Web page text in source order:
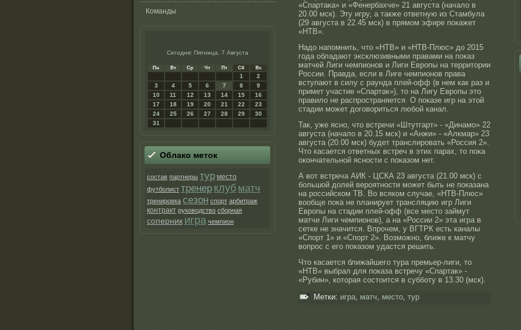
Команды
Сегодня: Пятница, 7 Августа
Пн Вт Ср Чт Пт Сб Вс
1
2
3
4 5 6 7 8
9
10
11 12 13 14 15
16
17
18 19 20 21 22
23
24
25 26 27 28 29
30
31
Облако метοк
состав партнеры тур место
футболист тренер клуб матч
тренировка сезон спорт арбитраж
контракт руководство сборная
соперник игра чемпион
«Спартака» и «Фенербахче» 21 августа (начало в
20.00 мск). Эту игру, а также ответную из Стамбула
(29 августа в 22.45 мск) в прямом эфире покажет
«НТВ».
Надо напомнить, что «НТВ» и «НТВ-Плюс» до 2015
года обладают эксклюзивными правами на показ
матчей Лиги чемпионов и Лиги Европы на территории
России. Правда, если в Лиге чемпионов права
вступают в силу с раунда плей-офф (в нем как раз и
примет участие «Спартак»), то на Лигу Европы это
правило не распространяется. О показе игр на этой
стадии может договориться любой канал.
Так, уже ясно, что встречи «Штутгарт» - «Динамо» 22
августа (начало в 20.15 мск) и «Анжи» - «Алкмар» 23
августа (20.00 мск) будет транслировать «Россия 2».
Что касается ответных встреч в этих парах, то пока
окончательной ясности с показом нет.
А вот встреча АИК - ЦСКА 23 августа (21.00 мск) с
большой долей вероятности может быть не показана
на российском ТВ. Во всяком случае, «НТВ-Плюс»
вообще пока не планирует трансляцию игр Лиги
Европы на стадии плей-офф (все место займут
матчи Лиги чемпионов), а на «России 2» эта игра в
сетке не значится. Впрочем, у ВГТРК есть каналы
«Спорт 1» и «Спорт 2». Возможно, ближе к матчу
вопрос с его показом удастся решить.
Что касается ближайшего тура премьер-лиги, то
«НТВ» выбрал для показа встречу «Спартак» -
«Рубин», которая состоится в субботу в 13.30 (мск).
Метки: игра, матч, место, тур